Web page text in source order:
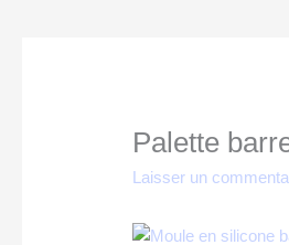
Palette
Laisser un